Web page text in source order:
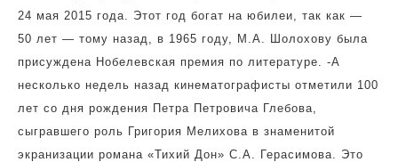
24 мая 2015 года. Этот год богат на юбилеи, так как —
50 лет — тому назад, в 1965 году, М.А. Шолохову была
присуждена Нобелевская премия по литературе. -А
несколько недель назад кинематографисты отметили 100
лет со дня рождения Петра Петровича Глебова,
сыгравшего роль Григория Мелихова в знаменитой
экранизации романа «Тихий Дон» С.А. Герасимова. Это